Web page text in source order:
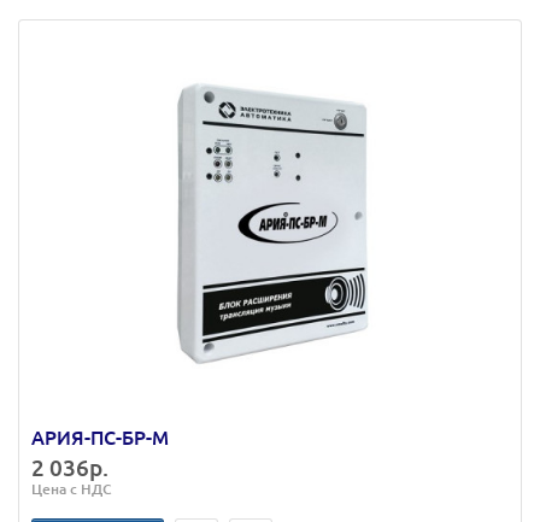
АРИЯ-ПС-БР-М
2 036р.
Цена с НДС